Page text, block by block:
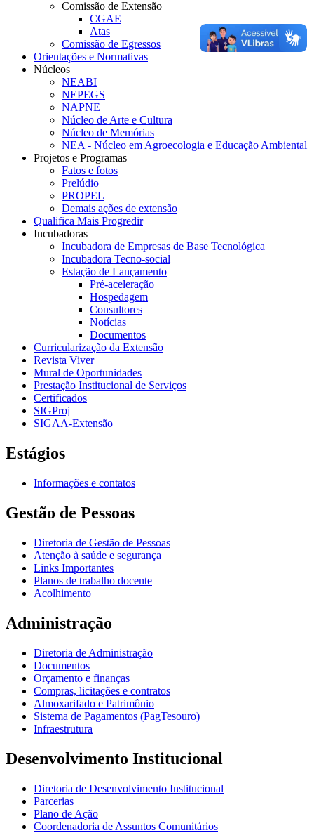
Comissão de Extensão
CGAE
Atas
Comissão de Egressos
Orientações e Normativas
Núcleos
NEABI
NEPEGS
NAPNE
Núcleo de Arte e Cultura
Núcleo de Memórias
NEA - Núcleo em Agroecologia e Educação Ambiental
Projetos e Programas
Fatos e fotos
Prelúdio
PROPEL
Demais ações de extensão
Qualifica Mais Progredir
Incubadoras
Incubadora de Empresas de Base Tecnológica
Incubadora Tecno-social
Estação de Lançamento
Pré-aceleração
Hospedagem
Consultores
Notícias
Documentos
Curricularização da Extensão
Revista Viver
Mural de Oportunidades
Prestação Institucional de Serviços
Certificados
SIGProj
SIGAA-Extensão
Estágios
Informações e contatos
Gestão de Pessoas
Diretoria de Gestão de Pessoas
Atenção à saúde e segurança
Links Importantes
Planos de trabalho docente
Acolhimento
Administração
Diretoria de Administração
Documentos
Orçamento e finanças
Compras, licitações e contratos
Almoxarifado e Patrimônio
Sistema de Pagamentos (PagTesouro)
Infraestrutura
Desenvolvimento Institucional
Diretoria de Desenvolvimento Institucional
Parcerias
Plano de Ação
Coordenadoria de Assuntos Comunitários